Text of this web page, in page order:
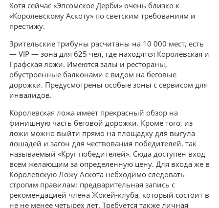
Хотя сейчас «Эпсомское Дерби» очень близко к
«Королевскому Аскоту» по светским требованиям и
престижу.
Зрительские трибуны расчитаны на 10 000 мест, есть
— VIP — зона для 625 чел, где находятся Королевская и
Графская ложи. Имеются залы и рестораны,
обустроенные балконами с видом на беговые
дорожки. Предусмотрены особые зоны с сервисом для
инвалидов.
Королевская ложа имеет прекрасный обзор на
финишную часть беговой дорожки. Кроме того, из
ложи можно выйти прямо на площадку для выгула
лошадей и загон для чествования победителей, так
называемый «Круг победителей». Сюда доступен вход
всем желающим за определенную цену. Для входа же в
Королевскую Ложу Аскота небходимо следовать
строгим правилам: предварительная запись с
рекомендацией члена Жокей-клуба, который состоит в
не не менее четырех лет. Требуется также личная